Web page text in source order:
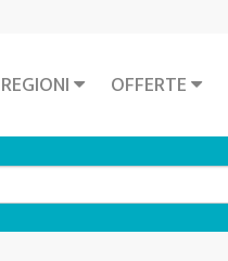
REGIONI OFFERTE